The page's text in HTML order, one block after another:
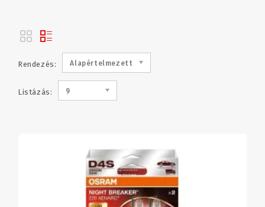
Rendezés: Alapértelmezett
Listázás: 9